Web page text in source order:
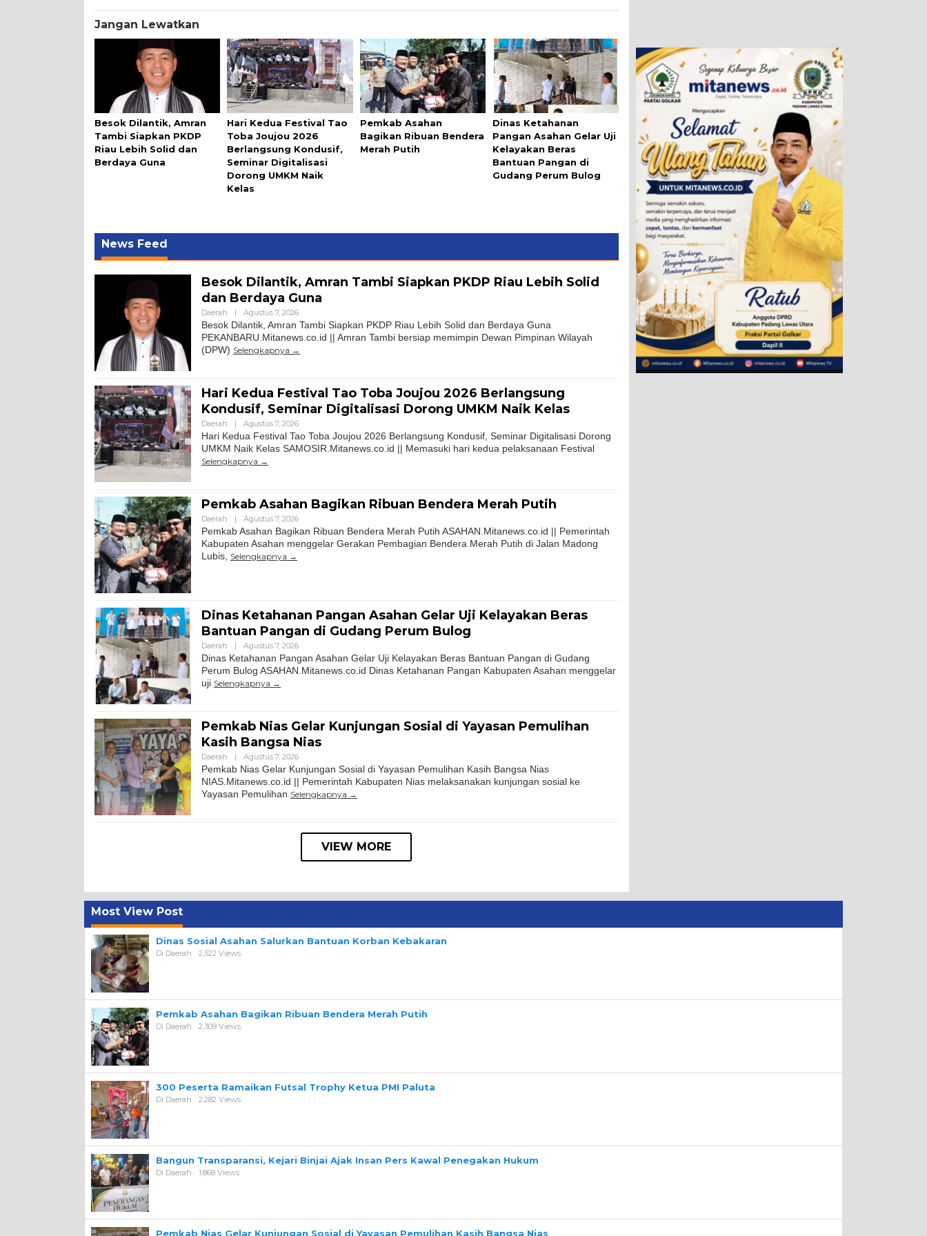
Jangan Lewatkan
Besok Dilantik, Amran
Tambi Siapkan PKDP
Riau Lebih Solid dan
Berdaya Guna
Hari Kedua Festival Tao
Toba Joujou 2026
Berlangsung Kondusif,
Seminar Digitalisasi
Dorong UMKM Naik
Kelas
Pemkab Asahan
Bagikan Ribuan Bendera
Merah Putih
Dinas Ketahanan
Pangan Asahan Gelar Uji
Kelayakan Beras
Bantuan Pangan di
Gudang Perum Bulog
News Feed
Besok Dilantik, Amran Tambi Siapkan PKDP Riau Lebih Solid
dan Berdaya Guna
Daerah | Agustus 7, 2026
Besok Dilantik, Amran Tambi Siapkan PKDP Riau Lebih Solid dan Berdaya Guna
PEKANBARU.Mitanews.co.id || Amran Tambi bersiap memimpin Dewan Pimpinan Wilayah
(DPW) Selengkapnya
Hari Kedua Festival Tao Toba Joujou 2026 Berlangsung
Kondusif, Seminar Digitalisasi Dorong UMKM Naik Kelas
Daerah | Agustus 7, 2026
Hari Kedua Festival Tao Toba Joujou 2026 Berlangsung Kondusif, Seminar Digitalisasi Dorong
UMKM Naik Kelas SAMOSIR.Mitanews.co.id || Memasuki hari kedua pelaksanaan Festival
Selengkapnya
Pemkab Asahan Bagikan Ribuan Bendera Merah Putih
Daerah | Agustus 7, 2026
Pemkab Asahan Bagikan Ribuan Bendera Merah Putih ASAHAN.Mitanews.co.id || Pemerintah
Kabupaten Asahan menggelar Gerakan Pembagian Bendera Merah Putih di Jalan Madong
Lubis, Selengkapnya
Dinas Ketahanan Pangan Asahan Gelar Uji Kelayakan Beras
Bantuan Pangan di Gudang Perum Bulog
Daerah | Agustus 7, 2026
Dinas Ketahanan Pangan Asahan Gelar Uji Kelayakan Beras Bantuan Pangan di Gudang
Perum Bulog ASAHAN.Mitanews.co.id Dinas Ketahanan Pangan Kabupaten Asahan menggelar
uji Selengkapnya
Pemkab Nias Gelar Kunjungan Sosial di Yayasan Pemulihan
Kasih Bangsa Nias
Daerah | Agustus 7, 2026
Pemkab Nias Gelar Kunjungan Sosial di Yayasan Pemulihan Kasih Bangsa Nias
NIAS.Mitanews.co.id || Pemerintah Kabupaten Nias melaksanakan kunjungan sosial ke
Yayasan Pemulihan Selengkapnya
VIEW MORE
Most View Post
Dinas Sosial Asahan Salurkan Bantuan Korban Kebakaran
Di Daerah 2,522 Views
Pemkab Asahan Bagikan Ribuan Bendera Merah Putih
Di Daerah 2,309 Views
300 Peserta Ramaikan Futsal Trophy Ketua PMI Paluta
Di Daerah 2,282 Views
Bangun Transparansi, Kejari Binjai Ajak Insan Pers Kawal Penegakan Hukum
Di Daerah 1,868 Views
Pemkab Nias Gelar Kunjungan Sosial di Yayasan Pemulihan Kasih Bangsa Nias